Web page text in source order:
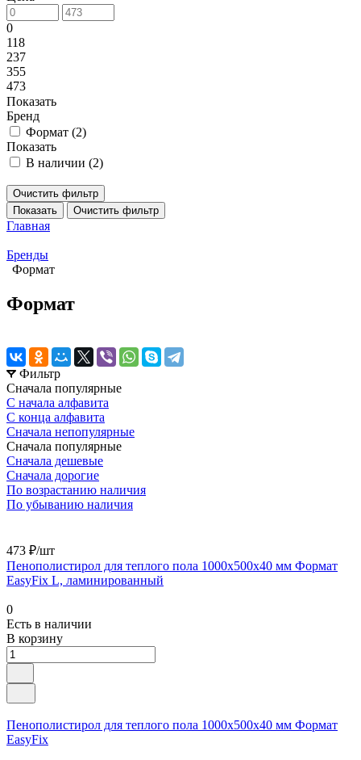
0
118
237
355
473
Показать
Бренд
Формат (2)
Показать
В наличии (2)
Очистить фильтр
Показать
Очистить фильтр
Главная
Бренды
Формат
Формат
Фильтр
Сначала популярные
С начала алфавита
С конца алфавита
Сначала непопулярные
Сначала популярные
Сначала дешевые
Сначала дорогие
По возрастанию наличия
По убыванию наличия
473 ₽/шт
Пенополистирол для теплого пола 1000x500x40 мм Формат
EasyFix L, ламинированный
0
Есть в наличии
В корзину
Пенополистирол для теплого пола 1000x500x40 мм Формат
EasyFix